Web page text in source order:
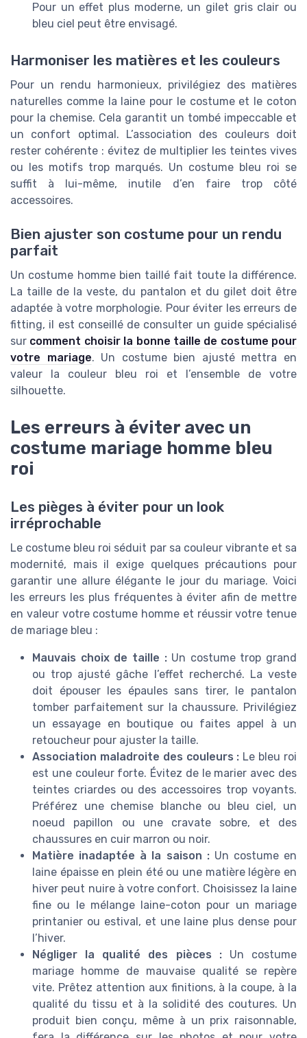
Pour un effet plus moderne, un gilet gris clair ou
bleu ciel peut être envisagé.
Harmoniser les matières et les couleurs
Pour un rendu harmonieux, privilégiez des matières
naturelles comme la laine pour le costume et le coton
pour la chemise. Cela garantit un tombé impeccable et
un confort optimal. L’association des couleurs doit
rester cohérente : évitez de multiplier les teintes vives
ou les motifs trop marqués. Un costume bleu roi se
suffit à lui-même, inutile d’en faire trop côté
accessoires.
Bien ajuster son costume pour un rendu
parfait
Un costume homme bien taillé fait toute la différence.
La taille de la veste, du pantalon et du gilet doit être
adaptée à votre morphologie. Pour éviter les erreurs de
fitting, il est conseillé de consulter un guide spécialisé
sur comment choisir la bonne taille de costume pour
votre mariage. Un costume bien ajusté mettra en
valeur la couleur bleu roi et l’ensemble de votre
silhouette.
Les erreurs à éviter avec un
costume mariage homme bleu
roi
Les pièges à éviter pour un look
irréprochable
Le costume bleu roi séduit par sa couleur vibrante et sa
modernité, mais il exige quelques précautions pour
garantir une allure élégante le jour du mariage. Voici
les erreurs les plus fréquentes à éviter afin de mettre
en valeur votre costume homme et réussir votre tenue
de mariage bleu :
Mauvais choix de taille :Un costume trop grand
ou trop ajusté gâche l’effet recherché. La veste
doit épouser les épaules sans tirer, le pantalon
tomber parfaitement sur la chaussure. Privilégiez
un essayage en boutique ou faites appel à un
retoucheur pour ajuster la taille.
Association maladroite des couleurs : Le bleu roi
est une couleur forte. Évitez de le marier avec des
teintes criardes ou des accessoires trop voyants.
Préférez une chemise blanche ou bleu ciel, un
noeud papillon ou une cravate sobre, et des
chaussures en cuir marron ou noir.
Matière inadaptée à la saison :Un costume en
laine épaisse en plein été ou une matière légère en
hiver peut nuire à votre confort. Choisissez la laine
fine ou le mélange laine-coton pour un mariage
printanier ou estival, et une laine plus dense pour
l’hiver.
Négliger la qualité des pièces :Un costume
mariage homme de mauvaise qualité se repère
vite. Prêtez attention aux finitions, à la coupe, à la
qualité du tissu et à la solidité des coutures. Un
produit bien conçu, même à un prix raisonnable,